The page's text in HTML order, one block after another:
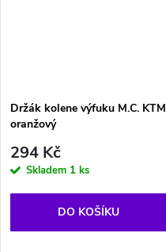
Držák kolene výfuku M.C. KTM
oranžový
294 Kč
Skladem 1 ks
DO KOŠÍKU